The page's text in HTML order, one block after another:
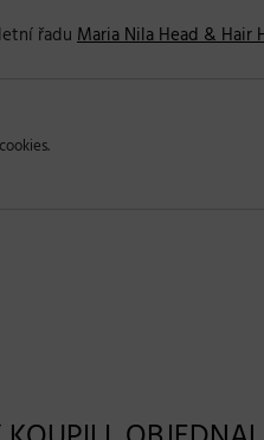
řadu Maria Nila Head & Hair